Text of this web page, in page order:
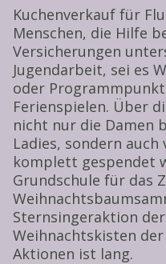
Kuchenverkauf für
Menschen, die Hilfe
Versicherungen
Jugendarbeit, sei es
oder
Ferienspielen. Über
nicht nur die Damen
Ladies, sondern auch
komplett gespendet
Grundschule für das
Sternsingeraktion
Weihnachtskisten
Aktionen ist lang.